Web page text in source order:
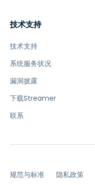
技术支持
技术支持
系统服务状况
漏洞披露
下载Streamer
联系
规范与标准 隐私政策